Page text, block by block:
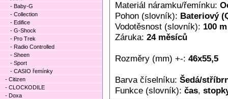
Materiál náramku/řemínku:
Pohon (slovník): Bateriový
Vodotěsnost (slovník): 100 m
Záruka: 24 měsíců
Rozměry (mm) +-: 46x55,5
Barva číselníku: Šedá/
Funkce (slovník): čas,
- Baby-G
- Collection
- Edifice
- G-Shock
- Pro Trek
- Radio Controlled
- Sheen
- Sport
- CASIO řemínky
- Citizen
- CLOCKODILE
- Doxa